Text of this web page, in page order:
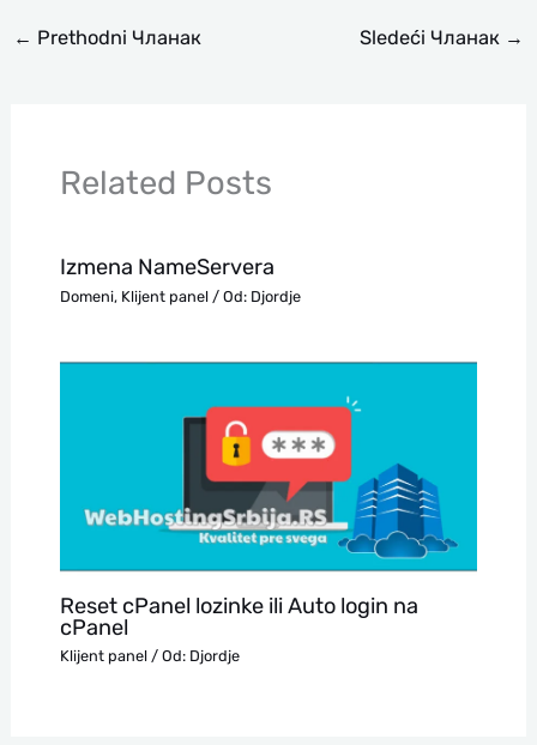
← Prethodni Чланак Sledeći Чланак →
Related Posts
Izmena NameServera
Domeni, Klijent panel/ Od: Djordje
Reset cPanel lozinke ili Auto login na
cPanel
Klijent panel/ Od: Djordje